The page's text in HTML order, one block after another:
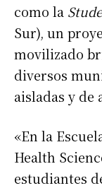
como la
Sur), un
movilizado
diversos
aisladas y
«En la
Health
estudiantes